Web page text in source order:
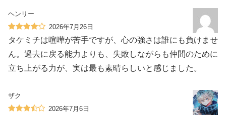
ヘンリー
2026年7月26日
タケミチは喧嘩が苦手ですが、心の強さは誰にも負けませ
ん。過去に戻る能力よりも、失敗しながらも仲間のために
立ち上がる力が、実は最も素晴らしいと感じました。
ザク
2026年7月6日